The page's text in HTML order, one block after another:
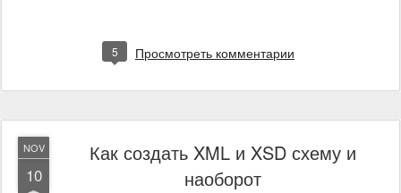
5 Просмотреть комментарии
NOV
10
Как создать XML и XSD схему и
наоборот